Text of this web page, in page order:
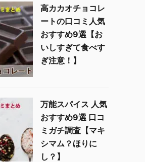
高カカオチョコレ
ートの口コミ人気
おすすめ9選【お
いしすぎて食べす
ぎ注意！】
万能スパイス 人気
おすすめ9選 口コ
ミガチ調査【マキ
シマム？ほりに
し？】